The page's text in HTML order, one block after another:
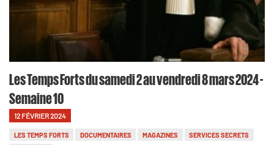
Les Temps Forts du samedi 2 au vendredi 8 mars 2024 -
Semaine 10
12 FÉVRIER 2024
LES TEMPS FORTS DOCUMENTAIRES MAGAZINES
SERVICES SECRETS